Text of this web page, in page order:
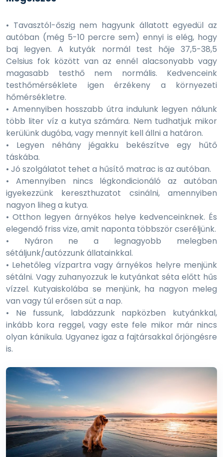
• Tavasztól-őszig nem hagyunk állatott egyedül az
autóban (még 5-10 percre sem) ennyi is elég, hogy
baj legyen. A kutyák normál test hője 37,5-38,5
Celsius fok között van az ennél alacsonyabb vagy
magasabb testhő nem normális. Kedvenceink
testhőmérséklete igen érzékeny a környezeti
hőmérsékletre.
• Amennyiben hosszabb útra indulunk legyen nálunk
több liter víz a kutya számára. Nem tudhatjuk mikor
kerülünk dugóba, vagy mennyit kell állni a határon.
• Legyen néhány jégakku bekészítve egy hűtő
táskába.
• Jó szolgálatot tehet a hűsítő matrac is az autóban.
• Amennyiben nincs légkondicionáló az autóban
igyekezzünk kereszthuzatot csinálni, amennyiben
nagyon liheg a kutya.
• Otthon legyen árnyékos helye kedvenceinknek. És
elegendő friss vize, amit naponta többször cseréljünk.
• Nyáron ne a legnagyobb melegben
sétáljunk/autózzunk állatainkkal.
• Lehetőleg vízpartra vagy árnyékos helyre menjünk
sétálni. Vagy zuhanyozzuk le kutyánkat séta előtt hűs
vízzel. Kutyaiskolába se menjünk, ha nagyon meleg
van vagy túl erősen süt a nap.
• Ne fussunk, labdázzunk napközben kutyánkkal,
inkább kora reggel, vagy este fele mikor már nincs
olyan kánikula. Ugyanez igaz a fajtársakkal őrjöngésre
is.